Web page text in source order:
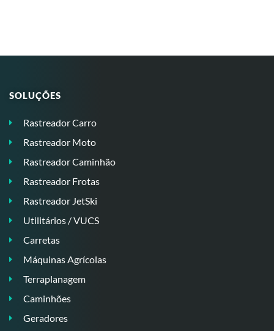
SOLUÇÕES
Rastreador Carro
Rastreador Moto
Rastreador Caminhão
Rastreador Frotas
Rastreador JetSki
Utilitários / VUCS
Carretas
Máquinas Agrícolas
Terraplanagem
Caminhões
Geradores